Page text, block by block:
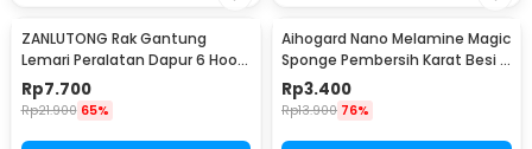
ZANLUTONG Rak Gantung
Lemari Peralatan Dapur 6 Hook
Besi - 2137
Rp7.700
Rp21.900 65%
Aihogard Nano Melamine Magic
Sponge Pembersih Karat Besi -
CW62
Rp3.400
Rp13.900 76%